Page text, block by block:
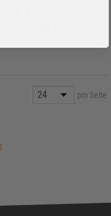
pro Seite